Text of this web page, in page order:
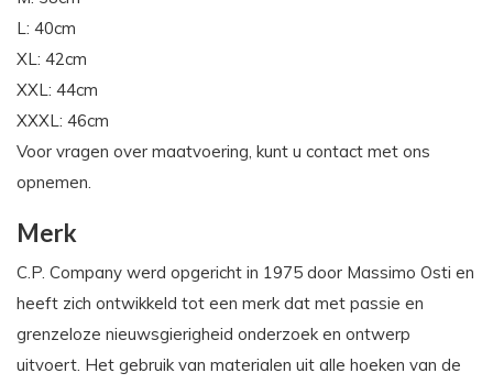
L: 40cm
XL: 42cm
XXL: 44cm
XXXL: 46cm
Voor vragen over maatvoering, kunt u contact met ons
opnemen.
Merk
C.P. Company werd opgericht in 1975 door Massimo Osti en
heeft zich ontwikkeld tot een merk dat met passie en
grenzeloze nieuwsgierigheid onderzoek en ontwerp
uitvoert. Het gebruik van materialen uit alle hoeken van de